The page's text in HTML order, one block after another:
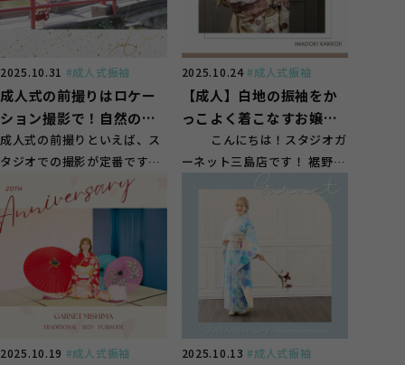
2025.10.31 #成人式振袖
成人式の前撮りはロケー
ション撮影で！自然の中
で残す一生の思い出
成人式の前撮りといえば、ス
タジオでの撮影が定番です
が、「ロケーション撮影」と
いう方法もあるのは...
2025.10.24#成人式振袖
【成人】白地の振袖をか
っこよく着こなすお嬢
様！【裾野市】
こんにちは！スタジオガ
ーネット三島店です！ 裾野市
のお客様にもご来店頂いて
2025.10.19 #成人式振袖 2025.10.13#成人式振袖